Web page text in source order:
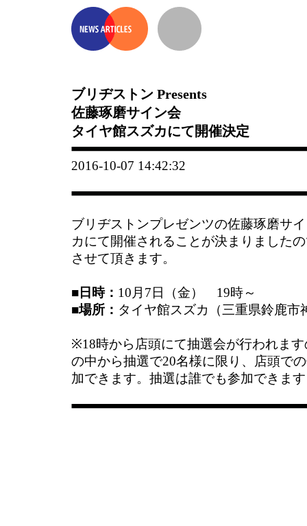
ブリヂストン Presents
佐藤琢磨サイン会
タイヤ館スズカにて開催決定
2016-10-07 14:42:32
ブリヂストンプレゼンツの佐藤琢磨サ
カにて開催されることが決まりました
させて頂きます。
■日時： 10月7日（金） 19時～
■場所： タイヤ館スズカ（三重県鈴鹿市
※18時から店頭にて抽選会が行われま
の中から抽選で20名様に限り、店頭で
加できます。抽選は誰でも参加できま